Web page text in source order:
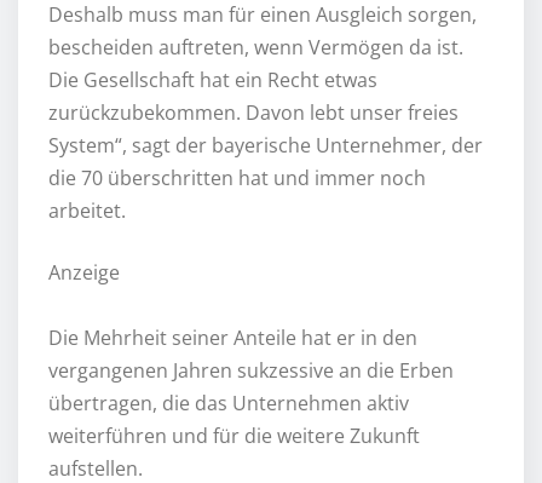
Deshalb muss man für einen Ausgleich sorgen,
bescheiden auftreten, wenn Vermögen da ist.
Die Gesellschaft hat ein Recht etwas
zurückzubekommen. Davon lebt unser freies
System“, sagt der bayerische Unternehmer, der
die 70 überschritten hat und immer noch
arbeitet.
Anzeige
Die Mehrheit seiner Anteile hat er in den
vergangenen Jahren sukzessive an die Erben
übertragen, die das Unternehmen aktiv
weiterführen und für die weitere Zukunft
aufstellen.